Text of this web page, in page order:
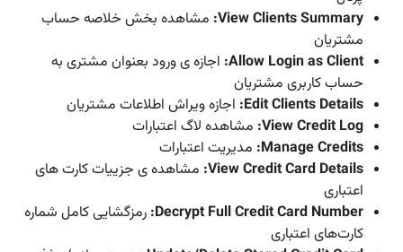
View Clients Summary
: مشاهده بخش خلاصه حساب
مشتریان
Allow Login as Client
: اجازه ی ورود بعنوان مشتری به
حساب کاربری مشتریان
Edit Clients Details
: اجازه ویراش اطلاعات مشتریان
View Credit Log
: مشاهده لاگ اعتبارات
Manage Credits
: مدیریت اعتبارات
View Credit Card Details
: مشاهده ی جزییات کارت های
اعتباری
Decrypt Full Credit Card Number
: رمزگشایی کامل شماره
کارت‌های اعتباری